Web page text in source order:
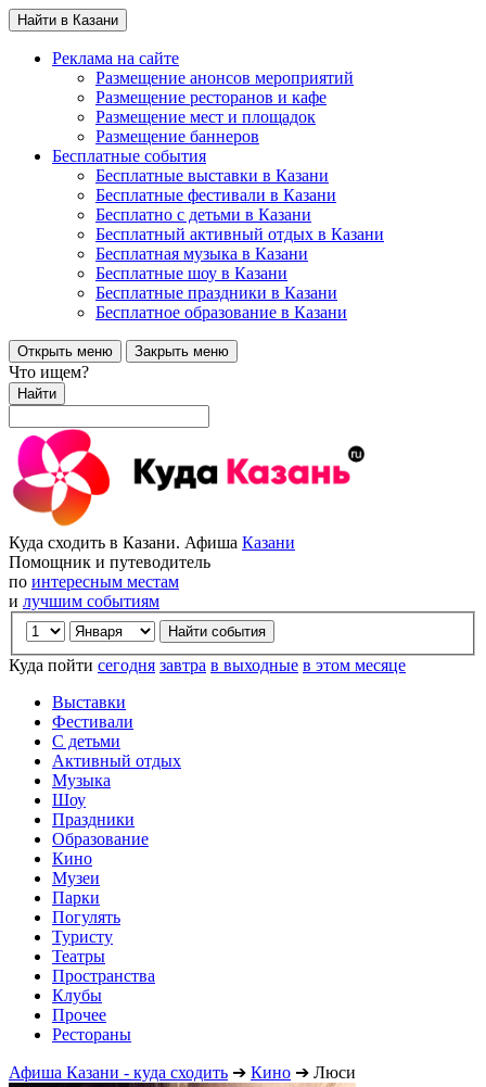
Найти в Казани
Реклама на сайте
Размещение анонсов мероприятий
Размещение ресторанов и кафе
Размещение мест и площадок
Размещение баннеров
Бесплатные события
Бесплатные выставки в Казани
Бесплатные фестивали в Казани
Бесплатно с детьми в Казани
Бесплатный активный отдых в Казани
Бесплатная музыка в Казани
Бесплатные шоу в Казани
Бесплатные праздники в Казани
Бесплатное образование в Казани
Открыть меню Закрыть меню
Что ищем?
Найти
Куда сходить в Казани. Афиша Казани
Помощник и путеводитель
по интересным местам
и лучшим событиям
Куда пойти сегодня завтра в выходные в этом месяце
Выставки
Фестивали
С детьми
Активный отдых
Музыка
Шоу
Праздники
Образование
Кино
Музеи
Парки
Погулять
Туристу
Театры
Пространства
Клубы
Прочее
Рестораны
Афиша Казани - куда сходить ➔ Кино ➔ Люси